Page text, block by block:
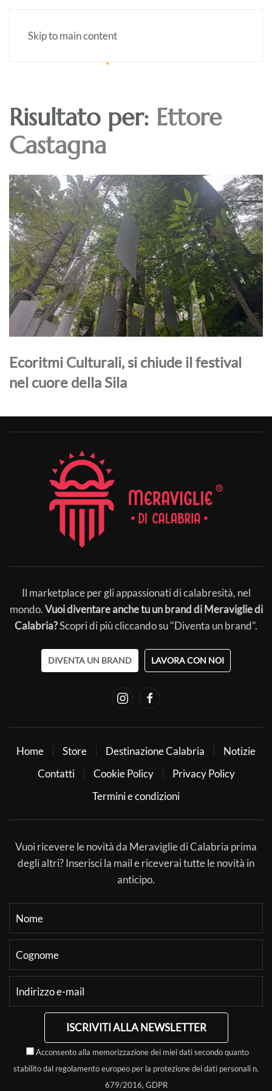
Skip to main content
Risultato per: Ettore
Castagna
Ecoritmi Culturali, si chiude il festival
nel cuore della Sila
Il marketplace per gli appassionati di calabresità, nel
mondo.Vuoi diventare anche tu un brand di Meraviglie di
Calabria?Scopri di più cliccando su "Diventa un brand".
DIVENTA UN BRAND LAVORA CON NOI
Home Store Destinazione Calabria
Notizie
Contatti
Cookie Policy
Privacy Policy
Termini e condizioni
Vuoi ricevere le novità da Meraviglie di Calabria prima
degli altri? Inserisci la mail e riceverai tutte le novità in
anticipo.
ISCRIVITI ALLA NEWSLETTER
Acconsento alla memorizzazione dei miei dati secondo quanto
stabilito dal regolamento europeo per la protezione dei dati personali n.
679/2016, GDPR